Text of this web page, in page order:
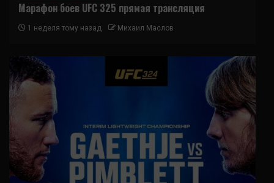
Марафон боев UFC 325 прямая трансляция
1 неделя тому назад Михаил Маслов